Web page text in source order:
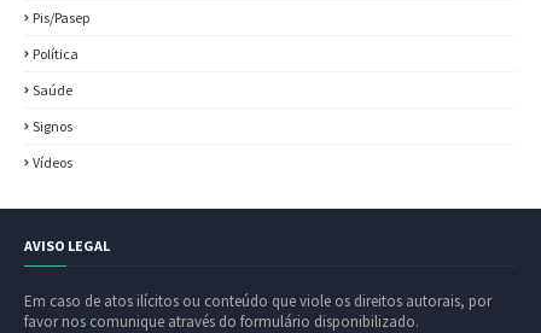
Pis/Pasep
Política
Saúde
Signos
Vídeos
AVISO LEGAL
Em caso de atos ilícitos ou conteúdo que viole os direitos autorais, por
favor nos comunique através do formulário disponibilizado.